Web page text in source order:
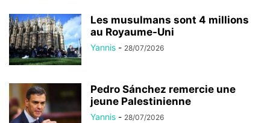
Les musulmans sont 4 millions
au Royaume-Uni
Yannis - 28/07/2026
Pedro Sánchez remercie une
jeune Palestinienne
Yannis - 28/07/2026